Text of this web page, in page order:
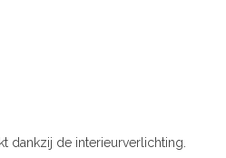
dankzij de interieurverlichting.